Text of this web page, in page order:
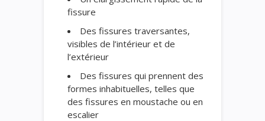
fissure
Des fissures traversantes,
visibles de l’intérieur et de
l’extérieur
Des fissures qui prennent des
formes inhabituelles, telles que
des fissures en moustache ou en
escalier